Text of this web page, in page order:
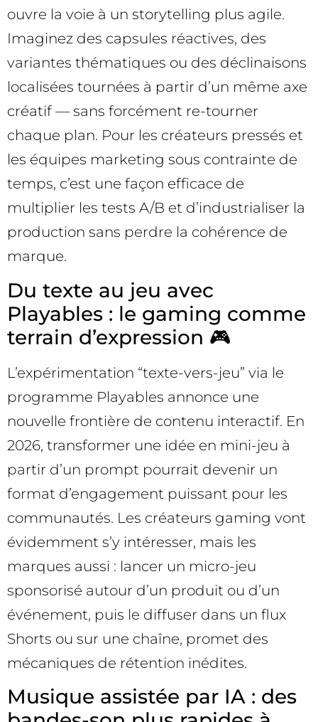
ouvre la voie à un storytelling plus agile.
Imaginez des capsules réactives, des
variantes thématiques ou des déclinaisons
localisées tournées à partir d’un même axe
créatif — sans forcément re-tourner
chaque plan. Pour les créateurs pressés et
les équipes marketing sous contrainte de
temps, c’est une façon efficace de
multiplier les tests A/B et d’industrialiser la
production sans perdre la cohérence de
marque.
Du texte au jeu avec
Playables : le gaming comme
terrain d’expression 🎮
L’expérimentation “texte-vers-jeu” via le
programme Playables annonce une
nouvelle frontière de contenu interactif. En
2026, transformer une idée en mini-jeu à
partir d’un prompt pourrait devenir un
format d’engagement puissant pour les
communautés. Les créateurs gaming vont
évidemment s’y intéresser, mais les
marques aussi : lancer un micro-jeu
sponsorisé autour d’un produit ou d’un
événement, puis le diffuser dans un flux
Shorts ou sur une chaîne, promet des
mécaniques de rétention inédites.
Musique assistée par IA : des